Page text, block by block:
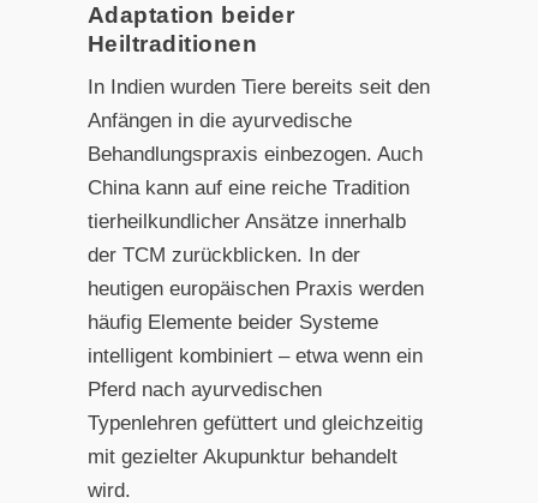
Adaptation beider
Heiltraditionen
In Indien wurden Tiere bereits seit den
Anfängen in die ayurvedische
Behandlungspraxis einbezogen. Auch
China kann auf eine reiche Tradition
tierheilkundlicher Ansätze innerhalb
der TCM zurückblicken. In der
heutigen europäischen Praxis werden
häufig Elemente beider Systeme
intelligent kombiniert – etwa wenn ein
Pferd nach ayurvedischen
Typenlehren gefüttert und gleichzeitig
mit gezielter Akupunktur behandelt
wird.